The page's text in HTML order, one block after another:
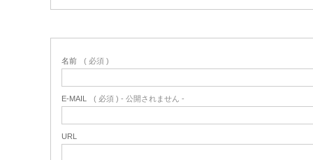
名前 ( 必須 )
E-MAIL ( 必須 ) - 公開されません -
URL